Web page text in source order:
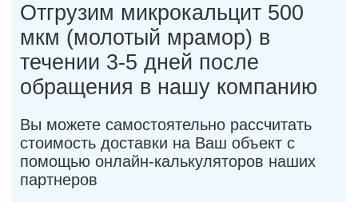
Отгрузим микрокальцит 500
мкм (молотый мрамор) в
течении 3-5 дней после
обращения в нашу компанию
Вы можете самостоятельно рассчитать
стоимость доставки на Ваш объект с
помощью онлайн-калькуляторов наших
партнеров